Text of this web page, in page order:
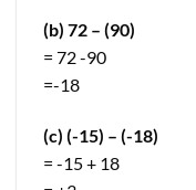
(b) 72 – (90)
= 72 -90
=-18
(c) (-15) – (-18)
= -15 + 18